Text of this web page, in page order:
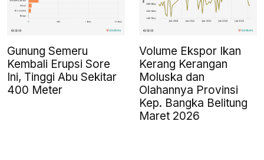
Gunung Semeru
Kembali Erupsi Sore
Ini, Tinggi Abu Sekitar
400 Meter
Volume Ekspor Ikan
Kerang Kerangan
Moluska dan
Olahannya Provinsi
Kep. Bangka Belitung
Maret 2026